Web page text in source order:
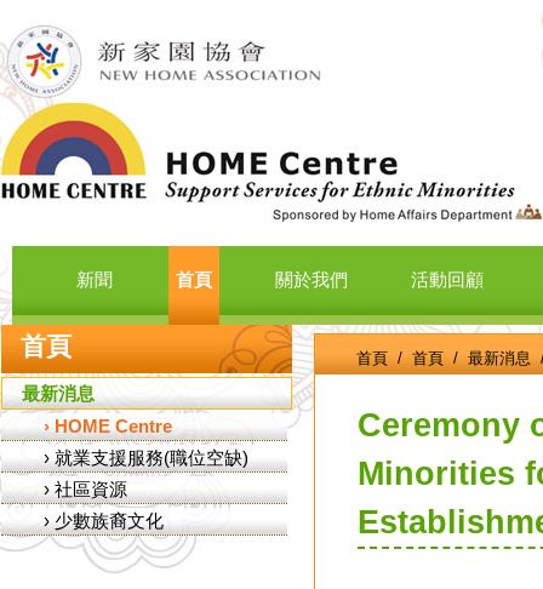
新聞 首頁 關於我們 活動回顧
首頁
最新消息
› HOME Centre
› 就業支援服務(職位空缺)
› 社區資源
› 少數族裔文化
首頁/ 首頁/ 最新消息
Ceremony
Minorities